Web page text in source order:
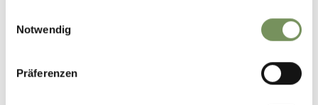
Notwendig
Präferenzen